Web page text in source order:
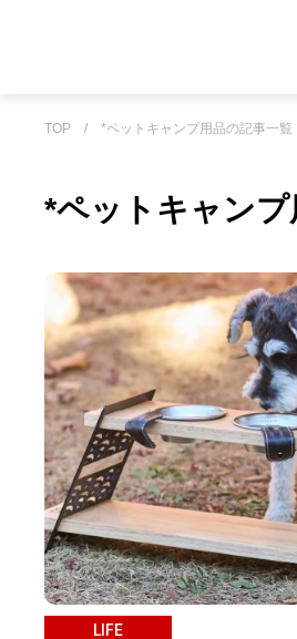
TOP / *ペットキャンプ用品の記事一覧
*ペットキャン
LIFE